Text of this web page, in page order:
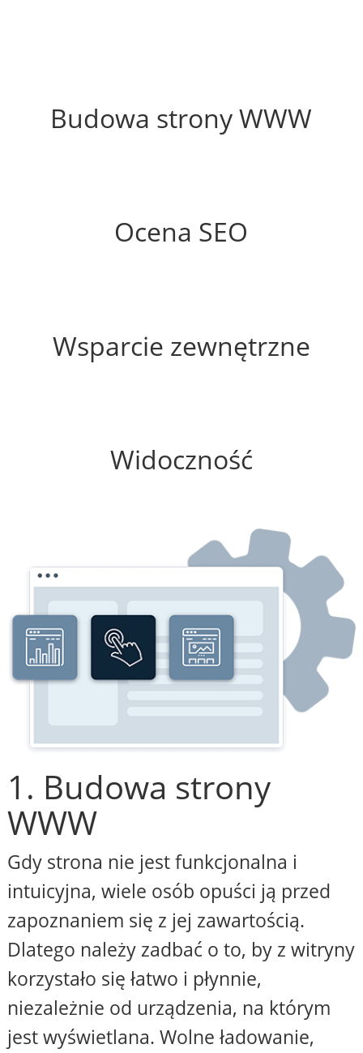
Budowa strony WWW
Ocena SEO
Wsparcie zewnętrzne
Widoczność
1. Budowa strony
WWW
Gdy strona nie jest funkcjonalna i
intuicyjna, wiele osób opuści ją przed
zapoznaniem się z jej zawartością.
Dlatego należy zadbać o to, by z witryny
korzystało się łatwo i płynnie,
niezależnie od urządzenia, na którym
jest wyświetlana. Wolne ładowanie,